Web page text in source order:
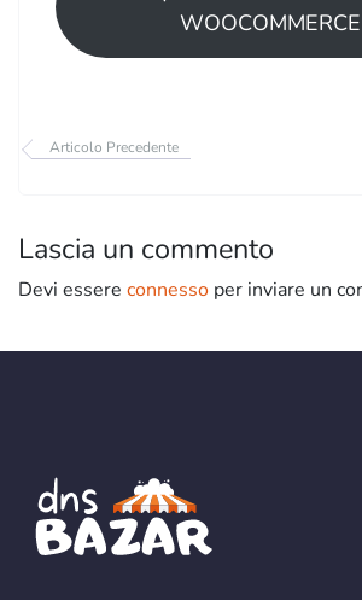
WOOCOMMERCE
Articolo Precedente
Lascia un commento
Devi essere connesso per inviare un